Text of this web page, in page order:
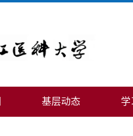
基层动态 学